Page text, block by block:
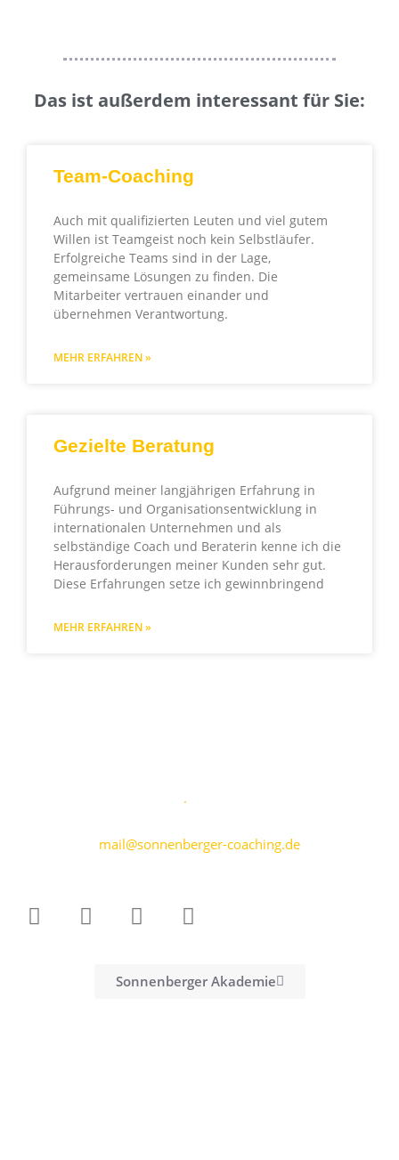
Das ist außerdem interessant für Sie:
Team-Coaching
Auch mit qualifizierten Leuten und viel gutem
Willen ist Teamgeist noch kein Selbstläufer.
Erfolgreiche Teams sind in der Lage,
gemeinsame Lösungen zu finden. Die
Mitarbeiter vertrauen einander und
übernehmen Verantwortung.
MEHR ERFAHREN »
Gezielte Beratung
Aufgrund meiner langjährigen Erfahrung in
Führungs- und Organisationsentwicklung in
internationalen Unternehmen und als
selbständige Coach und Beraterin kenne ich die
Herausforderungen meiner Kunden sehr gut.
Diese Erfahrungen setze ich gewinnbringend
MEHR ERFAHREN »
·
mail@sonnenberger-coaching.de
Sonnenberger Akademie